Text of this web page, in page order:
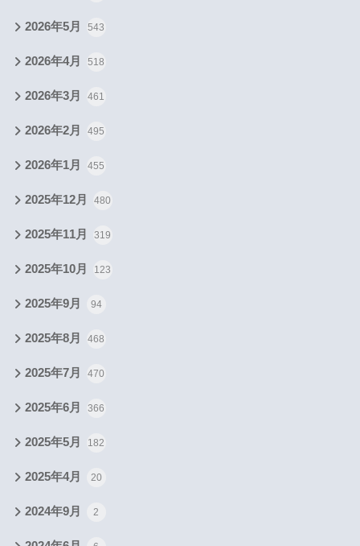
2026年5月 543
2026年4月 518
2026年3月 461
2026年2月 495
2026年1月 455
2025年12月 480
2025年11月 319
2025年10月 123
2025年9月 94
2025年8月 468
2025年7月 470
2025年6月 366
2025年5月 182
2025年4月 20
2024年9月 2